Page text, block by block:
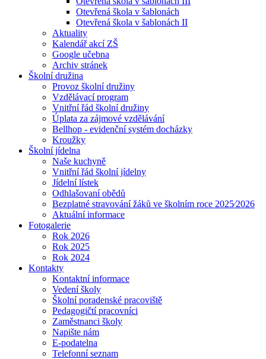
Otevřená škola v šablonách
Otevřená škola v šablonách II
Aktuality
Kalendář akcí ZŠ
Google učebna
Archiv stránek
Školní družina
Provoz školní družiny
Vzdělávací program
Vnitřní řád školní družiny
Úplata za zájmové vzdělávání
Bellhop - evidenční systém docházky
Kroužky
Školní jídelna
Naše kuchyně
Vnitřní řád školní jídelny
Jídelní lístek
Odhlašovaní obědů
Bezplatné stravování žáků ve školním roce 2025⁄2026
Aktuální informace
Fotogalerie
Rok 2026
Rok 2025
Rok 2024
Kontakty
Kontaktní informace
Vedení školy
Školní poradenské pracoviště
Pedagogičtí pracovníci
Zaměstnanci školy
Napište nám
E-podatelna
Telefonní seznam